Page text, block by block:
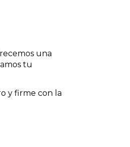
una
tu
y firme con la